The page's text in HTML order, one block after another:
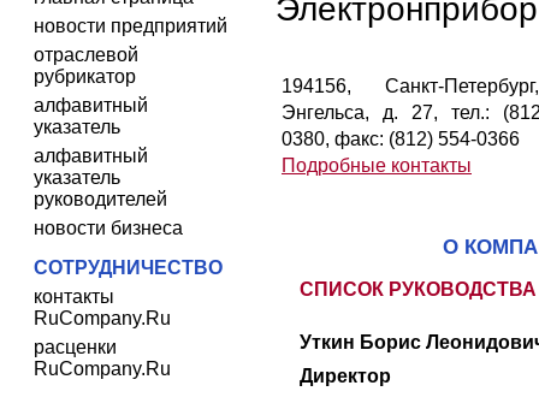
новости предприятий
отраслевой
рубрикатор
алфавитный
указатель
алфавитный
указатель
руководителей
новости бизнеса
СОТРУДНИЧЕСТВО
контакты
RuCompany.Ru
расценки
RuCompany.Ru
Электронприбор
194156, Санкт-
Энгельса, д. 27, тел.:
0380, факс: (812) 554-0366
Подробные контакты
О
СПИСОК РУКОВОДСТВА
Уткин Борис
Директор